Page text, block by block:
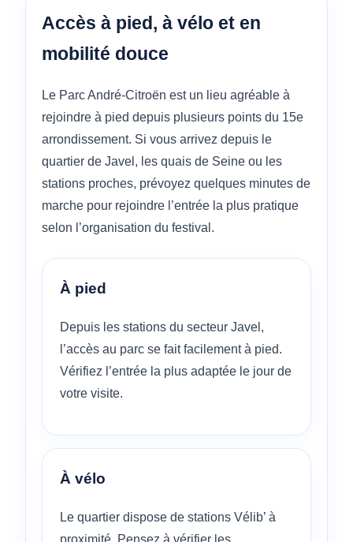
Accès à pied, à vélo et en
mobilité douce
Le Parc André-Citroën est un lieu agréable à
rejoindre à pied depuis plusieurs points du 15e
arrondissement. Si vous arrivez depuis le
quartier de Javel, les quais de Seine ou les
stations proches, prévoyez quelques minutes de
marche pour rejoindre l’entrée la plus pratique
selon l’organisation du festival.
À pied
Depuis les stations du secteur Javel,
l’accès au parc se fait facilement à pied.
Vérifiez l’entrée la plus adaptée le jour de
votre visite.
À vélo
Le quartier dispose de stations Vélib’ à
proximité. Pensez à vérifier les